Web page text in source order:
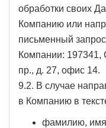
обработки своих
Компанию или
письменный
Компании: 197341,
пр., д. 27, офис 14.
9.2. В случае
в Компанию в
фамилию,